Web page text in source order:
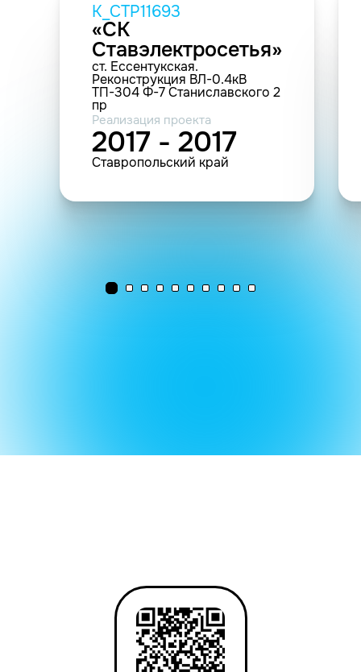
K_СТР11693
«СК
Ставэлектросетья»
ст. Ессентукская.
Реконструкция ВЛ-0.4кВ
ТП-304 Ф-7 Станиславского 2
пр
Реализация проекта
2017 - 2017
Ставропольский край